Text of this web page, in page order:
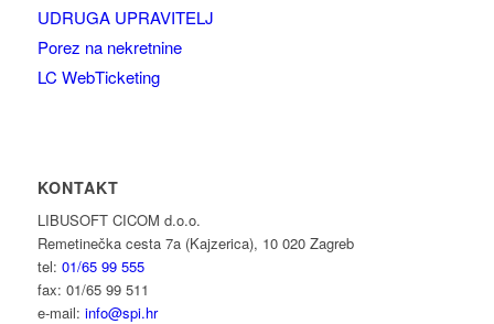
UDRUGA UPRAVITELJ
Porez na nekretnine
LC WebTicketing
KONTAKT
LIBUSOFT CICOM d.o.o.
Remetinečka cesta 7a (Kajzerica), 10 020 Zagreb
tel: 01/65 99 555
fax: 01/65 99 511
e-mail: info@spi.hr